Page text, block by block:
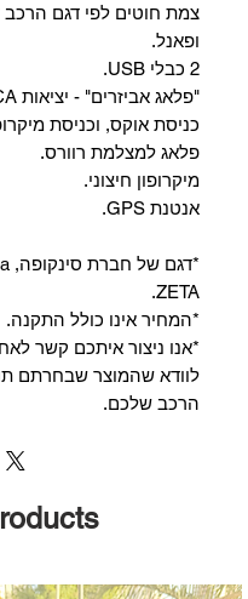
צמת חוטים לפי דגם
ופאנל.
2 כבלי USB.
כניסת אוקס, וכניסת
פלאג למצלמת רוורס.
מיקרופון חיצוני.
אנטנת GPS.
ZETA.
*המחיר אינו כולל התקנה.
*אנו ניצור איתכם קשר
לוודא שהמוצר שבחרתם
הרכב שלכם.